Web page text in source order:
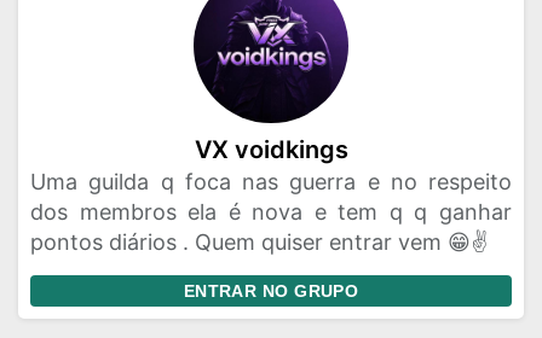
VX voidkings
Uma guilda q foca nas guerra e no respeito
dos membros ela é nova e tem q q ganhar
pontos diários . Quem quiser entrar vem 😁✌️
ENTRAR NO GRUPO